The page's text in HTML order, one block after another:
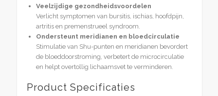
Veelzijdige gezondheidsvoordelen
Verlicht symptomen van bursitis, ischias, hoofdpijn,
artritis en premenstrueel syndroom.
Ondersteunt meridianen en bloedcirculatie
Stimulatie van Shu-punten en meridianen bevordert
de bloeddoorstroming, verbetert de microcirculatie
en helpt overtollig lichaamsvet te verminderen.
Product Specificaties